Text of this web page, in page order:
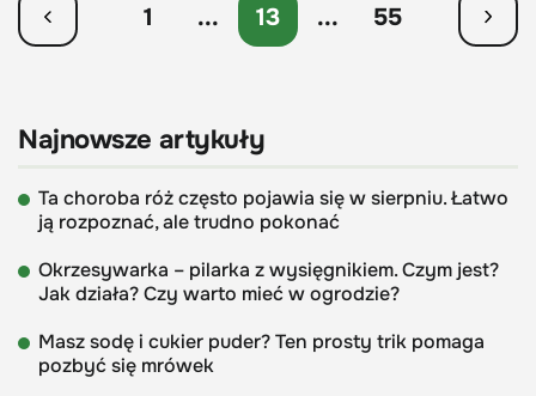
1 ... 13 ... 55
Najnowsze artykuły
Ta choroba róż często pojawia się w sierpniu. Łatwo
ją rozpoznać, ale trudno pokonać
Okrzesywarka – pilarka z wysięgnikiem. Czym jest?
Jak działa? Czy warto mieć w ogrodzie?
Masz sodę i cukier puder? Ten prosty trik pomaga
pozbyć się mrówek